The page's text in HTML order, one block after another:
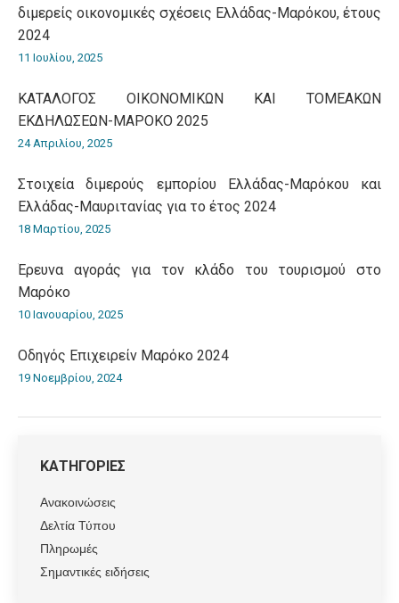
διμερείς οικονομικές σχέσεις Ελλάδας-Μαρόκου, έτους
2024
11 Ιουλίου, 2025
ΚΑΤΑΛΟΓΟΣ ΟΙΚΟΝΟΜΙΚΩΝ ΚΑΙ ΤΟΜΕΑΚΩΝ
ΕΚΔΗΛΩΣΕΩΝ-ΜΑΡΟΚΟ 2025
24 Απριλίου, 2025
Στοιχεία διμερούς εμπορίου Ελλάδας-Μαρόκου και
Ελλάδας-Μαυριτανίας για το έτος 2024
18 Μαρτίου, 2025
Έρευνα αγοράς για τον κλάδο του τουρισμού στο
Μαρόκο
10 Ιανουαρίου, 2025
Οδηγός Επιχειρείν Μαρόκο 2024
19 Νοεμβρίου, 2024
ΚΑΤΗΓΟΡΙΕΣ
Ανακοινώσεις
Δελτία Τύπου
Πληρωμές
Σημαντικές ειδήσεις